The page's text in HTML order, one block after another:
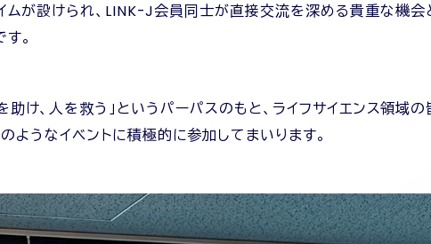
ムが設けられ、LINK-J会員同士が直接交流を深める貴重な機
。
、人を救う」というパーパスのもと、ライフサイエンス領域
うなイベントに積極的に参加してまいります。